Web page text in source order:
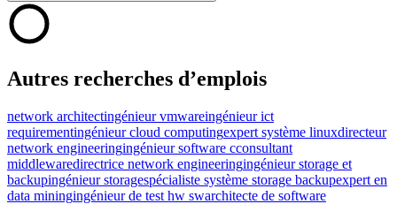
Autres recherches d’emplois
network architectingénieur vmwareingénieur ict
requirementingénieur cloud computingexpert système linuxdirecteur
network engineeringingénieur software cconsultant
middlewaredirectrice network engineeringingénieur storage et
backupingénieur storagespécialiste système storage backupexpert en
data miningingénieur de test hw swarchitecte de software